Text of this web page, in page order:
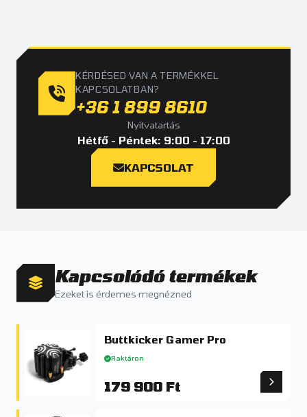
KÉRDÉSED VAN A TERMÉKKEL
KAPCSOLATBAN?
+36 1 899 8610
Nyitvatartás
Hétfő - Péntek: 9:00 - 17:00
KAPCSOLAT
Kapcsolódó termékek
Ezeket is érdemes megnézned
Buttkicker Gamer Pro
Raktáron
179 900 Ft